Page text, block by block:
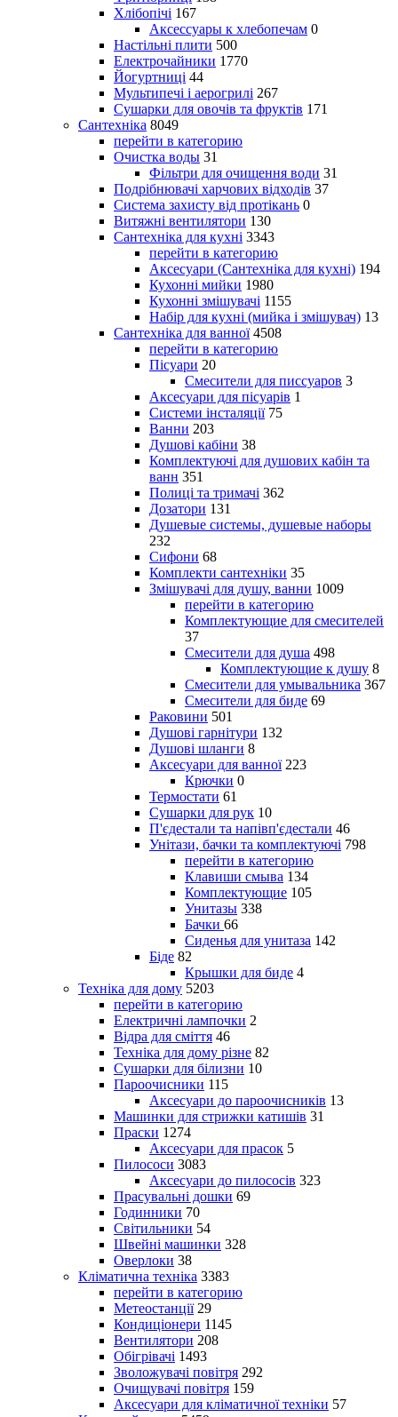
Хлібопічі 167
Аксессуары к хлебопечам 0
Настільні плити 500
Електрочайники 1770
Йогуртниці 44
Мультипечі і аерогрилі 267
Сушарки для овочів та фруктів 171
Сантехніка 8049
перейти в категорию
Очистка воды 31
Фільтри для очищення води 31
Подрібнювачі харчових відходів 37
Система захисту від протікань 0
Витяжні вентилятори 130
Сантехніка для кухні 3343
перейти в категорию
Аксесуари (Сантехніка для кухні) 194
Кухонні мийки 1980
Кухонні змішувачі 1155
Набір для кухні (мийка і змішувач) 13
Сантехніка для ванної 4508
перейти в категорию
Пісуари 20
Смесители для писсуаров 3
Аксесуари для пісуарів 1
Системи інсталяції 75
Ванни 203
Душові кабіни 38
Комплектуючі для душових кабін та
ванн 351
Полиці та тримачі 362
Дозатори 131
Душевые системы, душевые наборы
232
Сифони 68
Комплекти сантехніки 35
Змішувачі для душу, ванни 1009
перейти в категорию
Комплектующие для смесителей
37
Смесители для душа 498
Комплектующие к душу 8
Смесители для умывальника 367
Смесители для биде 69
Раковини 501
Душові гарнітури 132
Душові шланги 8
Аксесуари для ванної 223
Крючки 0
Термостати 61
Сушарки для рук 10
П'єдестали та напівп'єдестали 46
Унітази, бачки та комплектуючі 798
перейти в категорию
Клавиши смыва 134
Комплектующие 105
Унитазы 338
Бачки 66
Сиденья для унитаза 142
Біде 82
Крышки для биде 4
Техніка для дому 5203
перейти в категорию
Електричні лампочки 2
Відра для сміття 46
Техніка для дому різне 82
Сушарки для білизни 10
Пароочисники 115
Аксесуари до пароочисників 13
Машинки для стрижки катишів 31
Праски 1274
Аксесуари для прасок 5
Пилососи 3083
Аксесуари до пилососів 323
Прасувальні дошки 69
Годинники 70
Світильники 54
Швейні машинки 328
Оверлоки 38
Кліматична техніка 3383
перейти в категорию
Метеостанції 29
Кондиціонери 1145
Вентилятори 208
Обігрівачі 1493
Зволожувачі повітря 292
Очищувачі повітря 159
Аксесуари для кліматичної техніки 57